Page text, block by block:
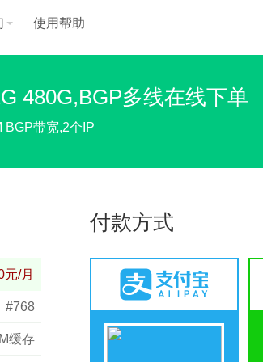
使用帮助
480G,BGP多线在线下单
BGP带宽,2个IP
元/月
#768
缓存
付款方式